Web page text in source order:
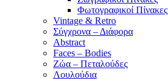
Φωτογραφικοί Πίνακες
Vintage & Retro
Σύγχρονα – Διάφορα
Abstract
Faces – Bodies
Ζώα – Πεταλούδες
Λουλούδια